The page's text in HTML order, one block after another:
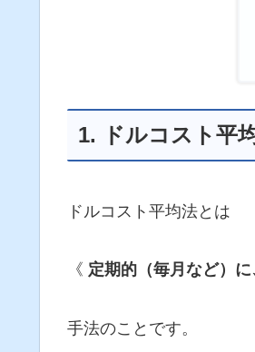
1. ドルコスト平
ドルコスト平均法とは
《 定期的（毎月など）
手法のことです。